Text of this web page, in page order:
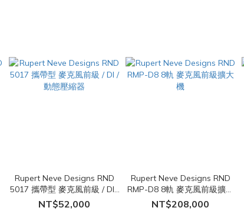
Rupert Neve Designs RND
5017 攜帶型 麥克風前級 / DI /
動態壓縮器
NT$52,000
Rupert Neve Designs RND
RMP-D8 8軌 麥克風前級擴大
機
NT$208,000